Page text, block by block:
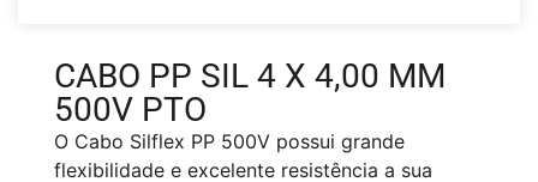
CABO PP SIL 4 X 4,00 MM
500V PTO
O Cabo Silflex PP 500V possui grande
flexibilidade e excelente resistência a sua